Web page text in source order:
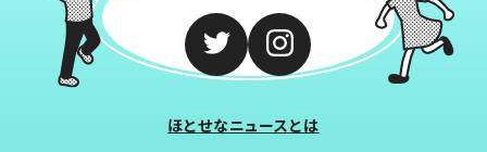
ほとせなニュースとは